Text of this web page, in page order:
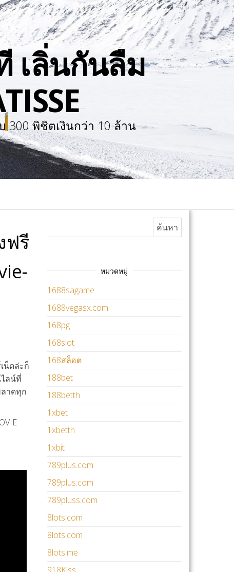
เลิ่นกันลืม
300 พิชิตเงินกว่า 10 ล้าน
ฟรี
น็ตล่ะก็
ลน์ที่
าดทุก
หมวดหมู่
1688sagame
1688vegasx.com
168pg
168slot
168สล็อต
188bet
188betth
1xbet
1xbetth
1xbit
789plus.com
789plus.com
789pluss.com
8lots.com
8lots.com
8lots.me